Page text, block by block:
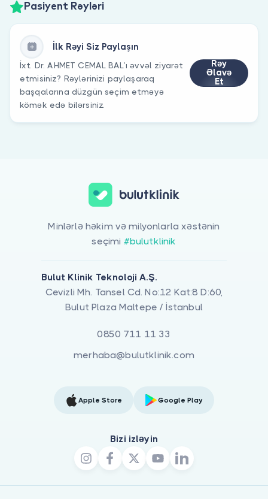
Pasiyent Rəyləri
İlk Rəyi Siz Paylaşın
İxt. Dr. AHMET CEMAL BAL’ı əvvəl ziyarət
etmisiniz? Rəylərinizi paylaşaraq
başqalarına düzgün seçim etməyə
kömək edə bilərsiniz.
Rəy
Əlavə
Et
Minlərlə həkim və milyonlarla xəstənin
seçimi #bulutklinik
Bulut Klinik Teknoloji A.Ş.
Cevizli Mh. Tansel Cd. No:12 Kat:8 D:60,
Bulut Plaza Maltepe / İstanbul
0850 711 11 33
merhaba@bulutklinik.com
Apple Store Google Play
Bizi izləyin